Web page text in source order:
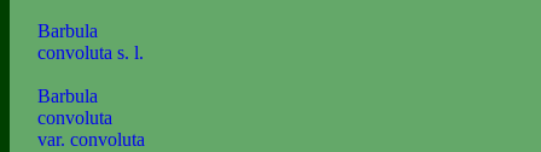
Barbula
convoluta s. l.
Barbula
convoluta
var. convoluta